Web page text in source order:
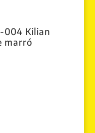
004 Kilian
marró